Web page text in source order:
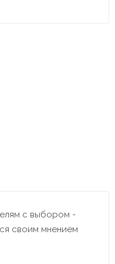
с выбором -
своим мнением